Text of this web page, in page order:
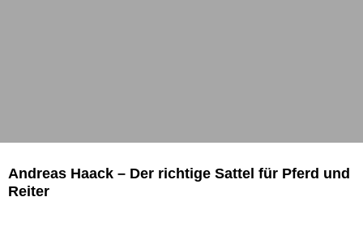
Andreas Haack – Der richtige Sattel für Pferd und
Reiter